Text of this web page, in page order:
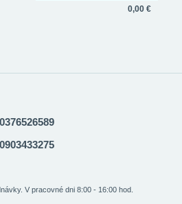
0,00 €
0376526589
0903433275
V pracovné dni 8:00 - 16:00 hod.